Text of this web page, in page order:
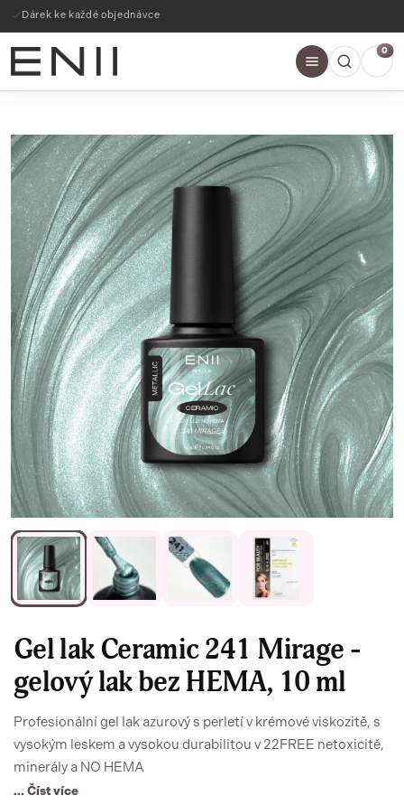
Dárek ke každé objednávce
0
Gel lak Ceramic 241 Mirage -
gelový lak bez HEMA, 10 ml
Profesionální gel lak azurový s perletí v krémové viskozitě, s
vysokým leskem a vysokou durabilitou v 22FREE netoxicitě,
... Číst více